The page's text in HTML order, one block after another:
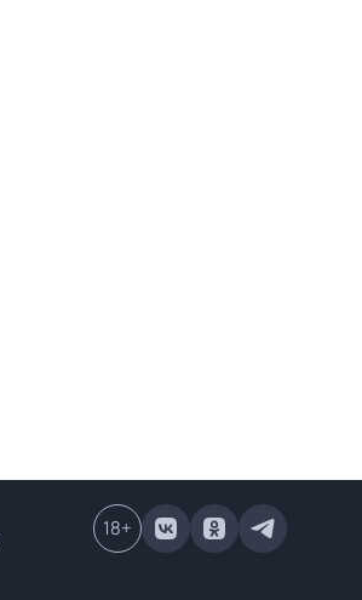
18+